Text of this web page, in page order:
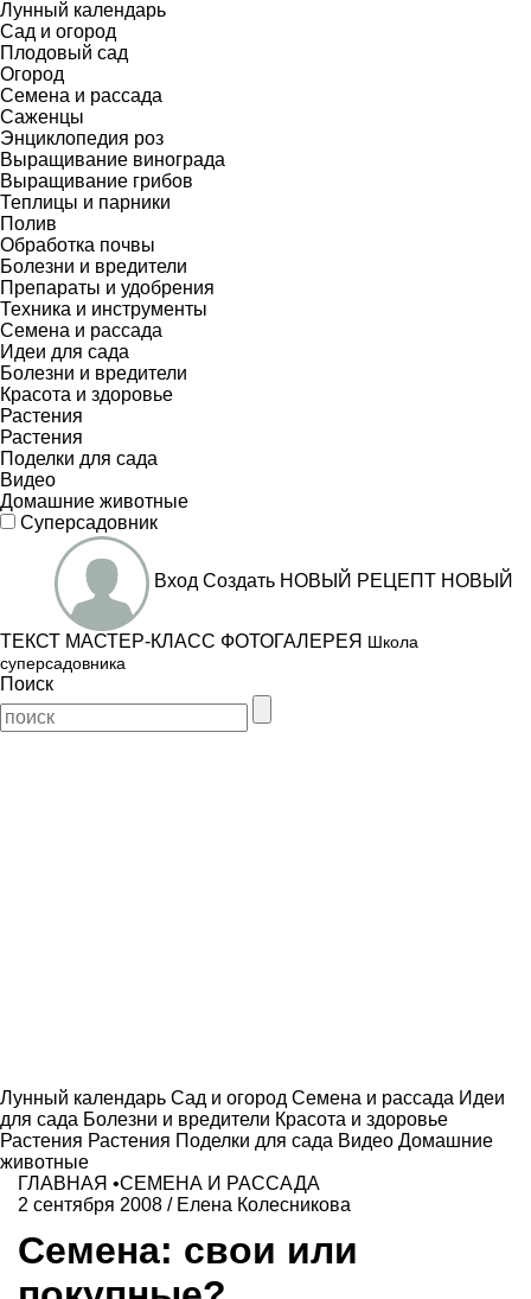
Лунный календарь
Сад и огород
Плодовый сад
Огород
Семена и рассада
Саженцы
Энциклопедия роз
Выращивание винограда
Выращивание грибов
Теплицы и парники
Полив
Обработка почвы
Болезни и вредители
Препараты и удобрения
Техника и инструменты
Семена и рассада
Идеи для сада
Болезни и вредители
Красота и здоровье
Растения
Растения
Поделки для сада
Видео
Домашние животные
Суперсадовник
Вход Создать НОВЫЙ РЕЦЕПТ НОВЫЙ
ТЕКСТ МАСТЕР-КЛАСС ФОТОГАЛЕРЕЯ Школа
суперсадовника
Поиск
Лунный календарь Сад и огород Семена и рассада Идеи
для сада Болезни и вредители Красота и здоровье
Растения Растения Поделки для сада Видео Домашние
животные
ГЛАВНАЯ •СЕМЕНА И РАССАДА
2 сентября 2008 / Елена Колесникова
Семена: свои или